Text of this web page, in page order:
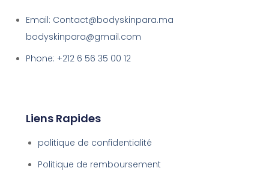
Email: Contact@bodyskinpara.ma
bodyskinpara@gmail.com
Phone: +212 6 56 35 00 12
Liens Rapides
politique de confidentialité
Politique de remboursement